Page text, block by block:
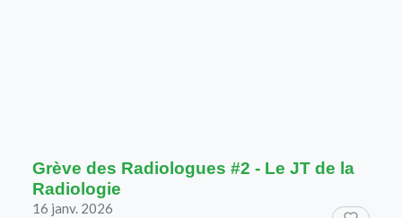
Grève des Radiologues #2 - Le JT de la
Radiologie
16 janv. 2026